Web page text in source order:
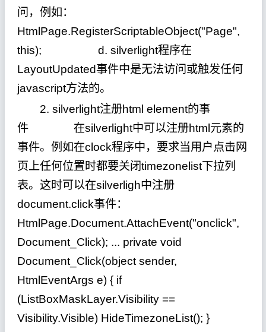
问，例如：
HtmlPage.RegisterScriptableObject("Page",
this); d. silverlight程序在
LayoutUpdated事件中是无法访问或触发任何
javascript方法的。
2. silverlight注册html element的事
件 在silverlight中可以注册html元素的
事件。例如在clock程序中，要求当用户点击网
页上任何位置时都要关闭timezonelist下拉列
表。这时可以在silverligh中注册
document.click事件：
HtmlPage.Document.AttachEvent("onclick",
Document_Click); ... private void
Document_Click(object sender,
HtmlEventArgs e) { if
(ListBoxMaskLayer.Visibility ==
Visibility.Visible) HideTimezoneList(); }